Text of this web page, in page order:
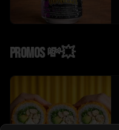
Promos 💸💥